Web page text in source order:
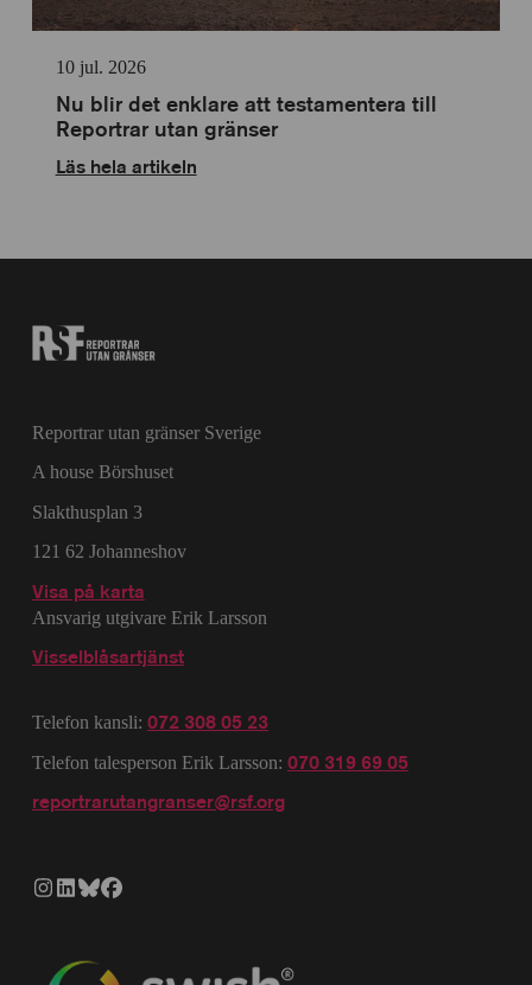
10 jul. 2026
Nu blir det enklare att testamentera till
Reportrar utan gränser
Läs hela artikeln
Reportrar utan gränser Sverige
A house Börshuset
Slakthusplan 3
121 62 Johanneshov
Visa på karta
Ansvarig utgivare Erik Larsson
Visselblåsartjänst
Telefon kansli: 072 308 05 23
Telefon talesperson Erik Larsson: 070 319 69 05
reportrarutangranser@rsf.org